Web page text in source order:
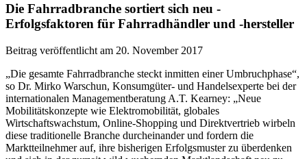
Die Fahrradbranche sortiert sich neu -
Erfolgsfaktoren für Fahrradhändler und -hersteller
Beitrag veröffentlicht am 20. November 2017
„Die gesamte Fahrradbranche steckt inmitten einer Umbruchphase“,
so Dr. Mirko Warschun, Konsumgüter- und Handelsexperte bei der
internationalen Managementberatung A.T. Kearney: „Neue
Mobilitätskonzepte wie Elektromobilität, globales
Wirtschaftswachstum, Online-Shopping und Direktvertrieb wirbeln
diese traditionelle Branche durcheinander und fordern die
Marktteilnehmer auf, ihre bisherigen Erfolgsmuster zu überdenken